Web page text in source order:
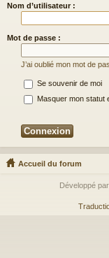
Nom d’utilisateur :
Mot de passe :
J’ai oublié mon mot de
Se souvenir de moi
Masquer mon statut
Accueil du forum
Développé par